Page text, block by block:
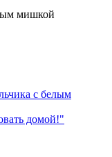
мишкой
домой!"